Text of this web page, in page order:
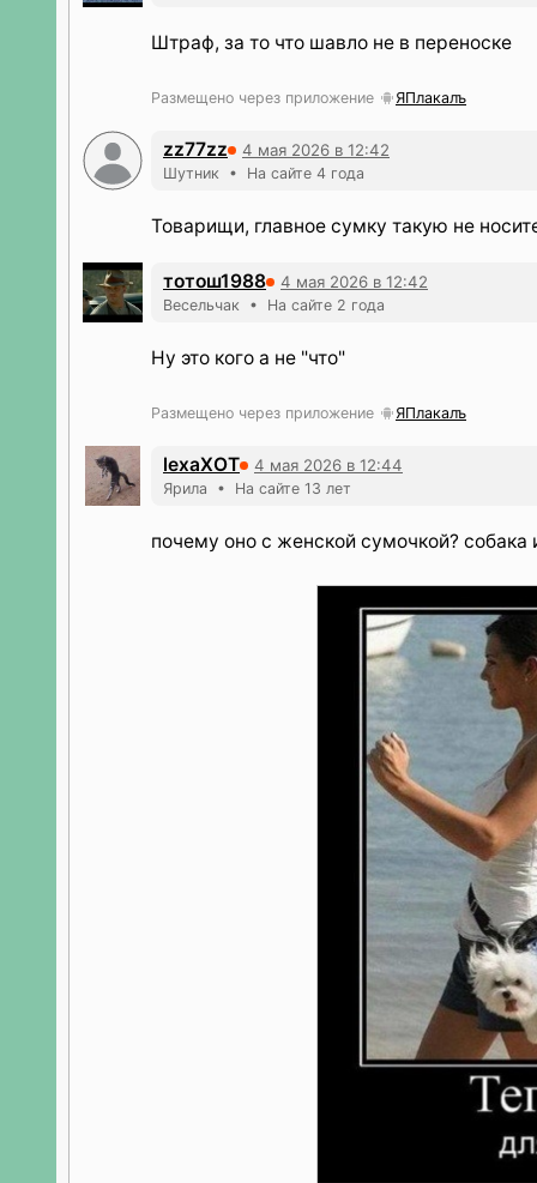
Штраф, за то что шавло не в переноске
Размещено через приложение ЯПлакалъ
zz77zz 4 мая 2026 в 12:42
Шутник • На сайте 4 года
Товарищи, главное сумку такую не
тотош1988 4 мая 2026 в 12:42
Весельчак • На сайте 2 года
Ну это кого а не "что"
Размещено через приложение ЯПлакалъ
lexaXOT 4 мая 2026 в 12:44
Ярила • На сайте 13 лет
почему оно с женской сумочкой?